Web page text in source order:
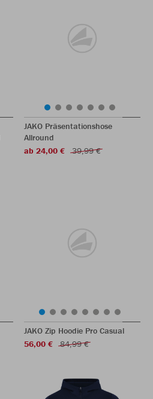
JAKO Präsentationshose
Allround
ab 24,00 €
39,99 €
JAKO Zip Hoodie Pro Casual
56,00 €
84,99 €